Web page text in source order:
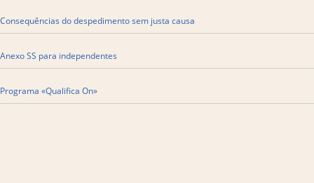
​Consequências do despedimento sem justa causa
Anexo SS para independentes
Programa «Qualifica On»